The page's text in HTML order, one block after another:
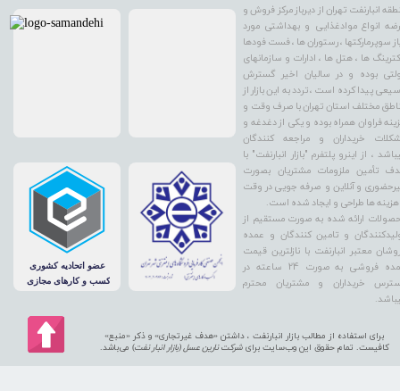
انبارنفت تهران از دیرباز مرکز فروش و
انواع موادغذایی و بهداشتی مورد
سوپرمارکتها ، رستوران ها ، فست فودها
ها ، هتل ها ، ادارات و سازمانهای
بوده و در سالیان اخیر گسترش
پیدا کرده است ، تردد به این بازار از
مختلف استان تهران با صرف وقت و
فراوان همراه بوده و یکی از دغدغه و
خریداران و مراجعه کنندگان
، از اینرو پلتفرم "بازار انبارنفت" با
تأمین ملزومات مشتریان بصورت
و آنلاین و صرفه جویی در وقت
ها طراحی و ایجاد شده است.
ارائه شده به صورت مستقیم از
و تامین کنندگان و عمده
معتبر انبارنفت با نازلترین قیمت
عمده فروشی به صورت 24 ساعته در
خریداران و مشتریان محترم
برای استفاده از مطالب بازار انبارنفت ، داشتن «هدف غیرتجاری» و ذکر «منبع»
کافیست. تمام حقوق اين وب‌سايت برای شرکت نارین عسل (بازار انبار نفت) می‌باشد.